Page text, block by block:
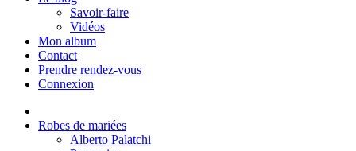
Savoir-faire
Vidéos
Mon album
Contact
Prendre rendez-vous
Connexion
Robes de mariées
Alberto Palatchi